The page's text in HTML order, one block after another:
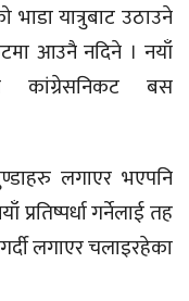
यात्रुबाट उठाउने
आउनै नदिने । नयाँ
कांग्रेसनिकट बस
लगाएर भएपनि
गर्नेलाई तह
लगाएर चलाइरहेका